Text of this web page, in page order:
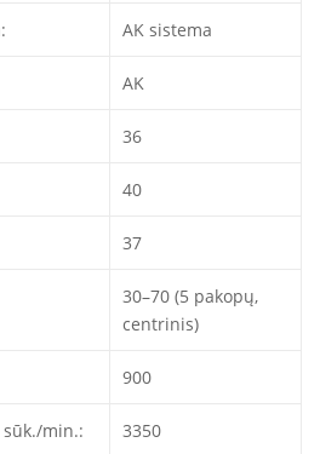
AK sistema
AK
36
40
37
30–70 (5 pakopų,
centrinis)
900
min.: 3350